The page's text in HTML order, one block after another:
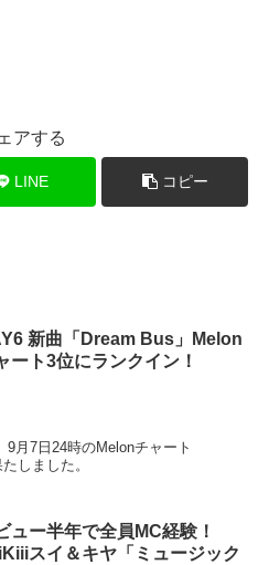
アする
LINE コピー
新曲「Dream Bus」Melon
ート3位にランクイン！
月7日24時のMelonチャート
しました。
ュー半年で全員MC経験！
スイ＆キヤ「ミュージック